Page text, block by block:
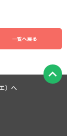
一覧へ戻る
）へ